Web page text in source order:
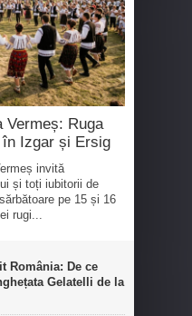
Vermeș: Ruga
Izgar și Ersig
invită
și toți iubitorii de
pe 15 și 16
rugi...
România: De ce
Gelatelli de la